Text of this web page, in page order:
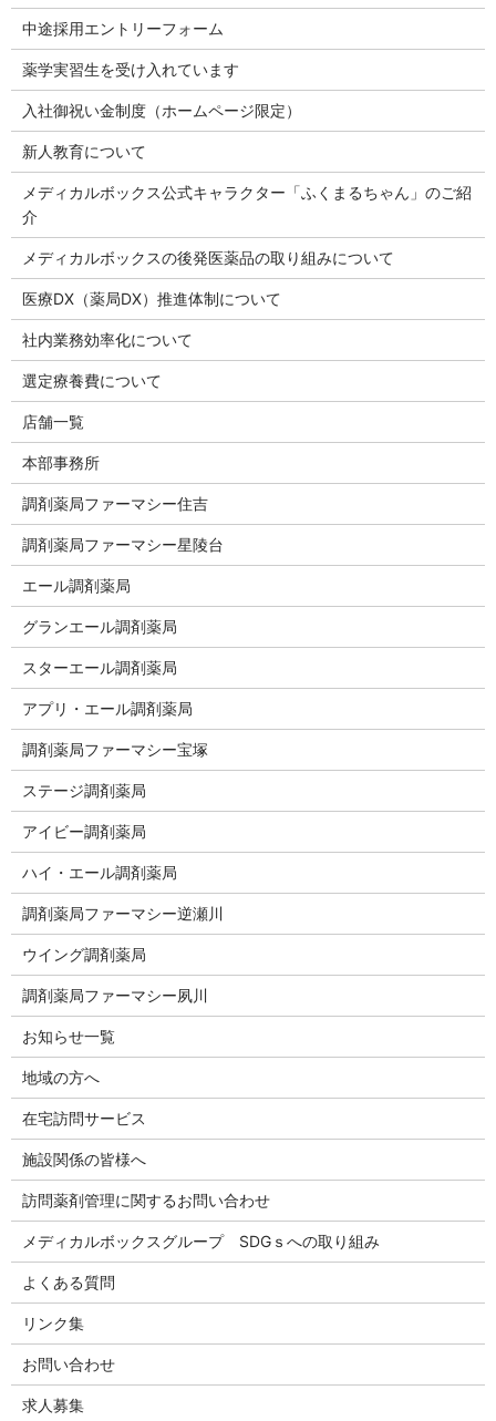
中途採用エントリーフォーム
薬学実習生を受け入れています
入社御祝い金制度（ホームページ限定）
新人教育について
メディカルボックス公式キャラクター「ふくまるちゃん」のご紹
介
メディカルボックスの後発医薬品の取り組みについて
医療DX（薬局DX）推進体制について
社内業務効率化について
選定療養費について
店舗一覧
本部事務所
調剤薬局ファーマシー住吉
調剤薬局ファーマシー星陵台
エール調剤薬局
グランエール調剤薬局
スターエール調剤薬局
アプリ・エール調剤薬局
調剤薬局ファーマシー宝塚
ステージ調剤薬局
アイビー調剤薬局
ハイ・エール調剤薬局
調剤薬局ファーマシー逆瀬川
ウイング調剤薬局
調剤薬局ファーマシー夙川
お知らせ一覧
地域の方へ
在宅訪問サービス
施設関係の皆様へ
訪問薬剤管理に関するお問い合わせ
メディカルボックスグループ SDGｓへの取り組み
よくある質問
リンク集
お問い合わせ
求人募集